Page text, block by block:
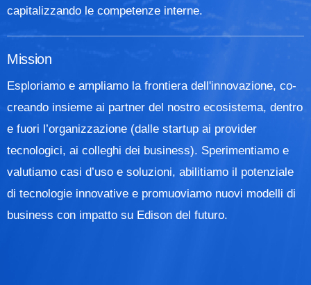
capitalizzando le competenze interne.
Mission
Esploriamo e ampliamo la frontiera dell'innovazione, co-
creando insieme ai partner del nostro ecosistema, dentro
e fuori l’organizzazione (dalle startup ai provider
tecnologici, ai colleghi dei business). Sperimentiamo e
valutiamo casi d’uso e soluzioni, abilitiamo il potenziale
di tecnologie innovative e promuoviamo nuovi modelli di
business con impatto su Edison del futuro.